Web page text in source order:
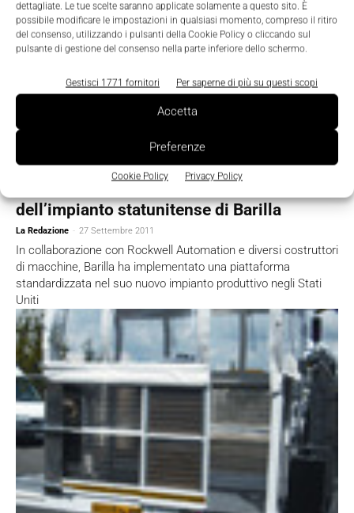
dettagliate. Le tue scelte saranno applicate solamente a questo sito. È
possibile modificare le impostazioni in qualsiasi momento, compreso il ritiro
del consenso, utilizzando i pulsanti della Cookie Policy o cliccando sul
pulsante di gestione del consenso nella parte inferiore dello schermo.
Gestisci 1771 fornitori Per saperne di più su questi scopi
Accetta
Preferenze
Cookie Policy Privacy Policy
dell’impianto statunitense di Barilla
La Redazione - 27 Settembre 2011
In collaborazione con Rockwell Automation e diversi costruttori
di macchine, Barilla ha implementato una piattaforma
standardizzata nel suo nuovo impianto produttivo negli Stati
Uniti